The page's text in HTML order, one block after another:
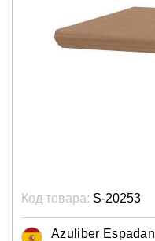
Код товара: S-20253
Azuliber Espadan